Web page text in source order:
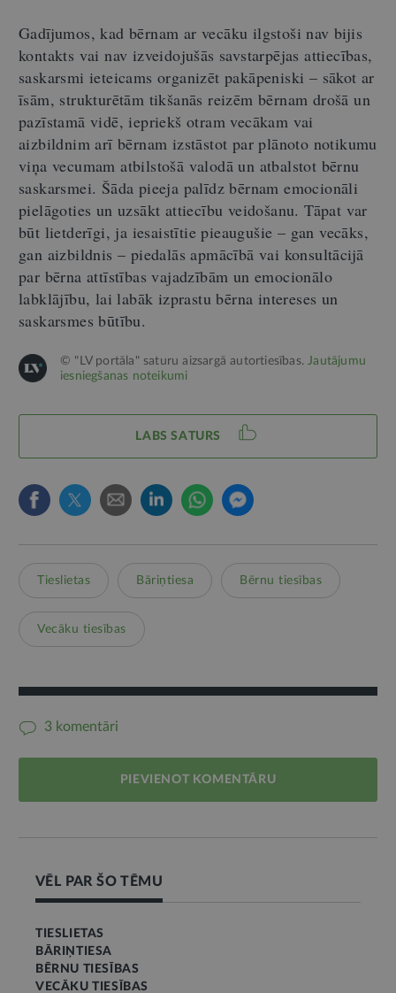
Gadījumos, kad bērnam ar vecāku ilgstoši nav bijis
kontakts vai nav izveidojušās savstarpējas attiecības,
saskarsmi ieteicams organizēt pakāpeniski – sākot ar
īsām, strukturētām tikšanās reizēm bērnam drošā un
pazīstamā vidē, iepriekš otram vecākam vai
aizbildnim arī bērnam izstāstot par plānoto notikumu
viņa vecumam atbilstošā valodā un atbalstot bērnu
saskarsmei. Šāda pieeja palīdz bērnam emocionāli
pielāgoties un uzsākt attiecību veidošanu. Tāpat var
būt lietderīgi, ja iesaistītie pieaugušie – gan vecāks,
gan aizbildnis – piedalās apmācībā vai konsultācijā
par bērna attīstības vajadzībām un emocionālo
labklājību, lai labāk izprastu bērna intereses un
saskarsmes būtību.
© "LV portāla" saturu aizsargā autortiesības.Jautājumu
iesniegšanas noteikumi
LABS SATURS
Tieslietas Bāriņtiesa Bērnu tiesības
Vecāku tiesības
3 komentāri
PIEVIENOT KOMENTĀRU
VĒL PAR ŠO TĒMU
TIESLIETAS
BĀRIŅTIESA
BĒRNU TIESĪBAS
VECĀKU TIESĪBAS